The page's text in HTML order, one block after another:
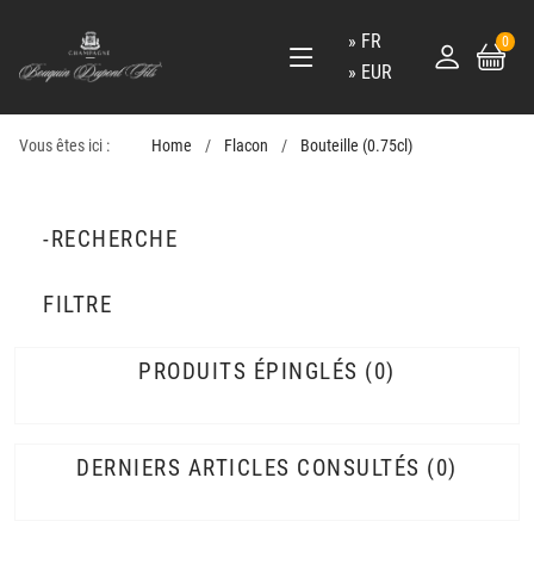
FR
EUR
0
Vous êtes ici : Home Flacon Bouteille (0.75cl)
-RECHERCHE
FILTRE
PRODUITS ÉPINGLÉS 0
DERNIERS ARTICLES CONSULTÉS 0